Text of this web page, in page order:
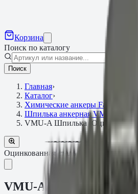
Корзина
Поиск по каталогу
Поиск
Главная›
Каталог›
Химические анкеры Fasty
Шпилька анкерная VMU-A
VMU-A Шпилька
Оцинкованная сталь кл.пр. 8.8
VMU-A Шпилька